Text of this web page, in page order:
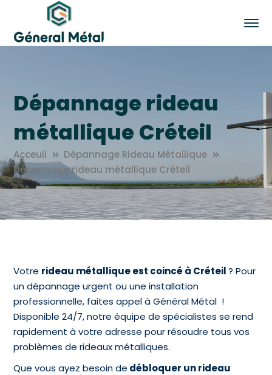
Dépannage rideau
métallique Créteil
Acceuil
Dépannage Rideau Métallique
Dépannage rideau métallique Créteil
Votre rideau métallique est coincé à Créteil? Pour
un dépannage urgent ou une installation
professionnelle, faites appel à Général Métal !
Disponible 24/7, notre équipe de spécialistes se rend
rapidement à votre adresse pour résoudre tous vos
problèmes de rideaux métalliques.
Que vous ayez besoin de débloquer un rideau